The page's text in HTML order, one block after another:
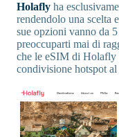
Holafly ha
rendendolo una scelta
sue opzioni vanno da
preoccuparti mai di
che le eSIM di Holafly
condivisione hotspot